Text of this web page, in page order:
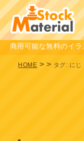
商用可能な無料のイ
HOME > > タグ: にじ